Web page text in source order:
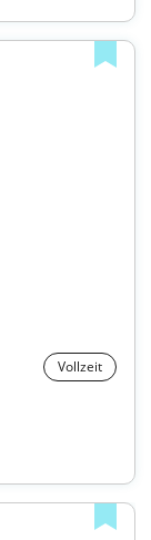
Vollzeit